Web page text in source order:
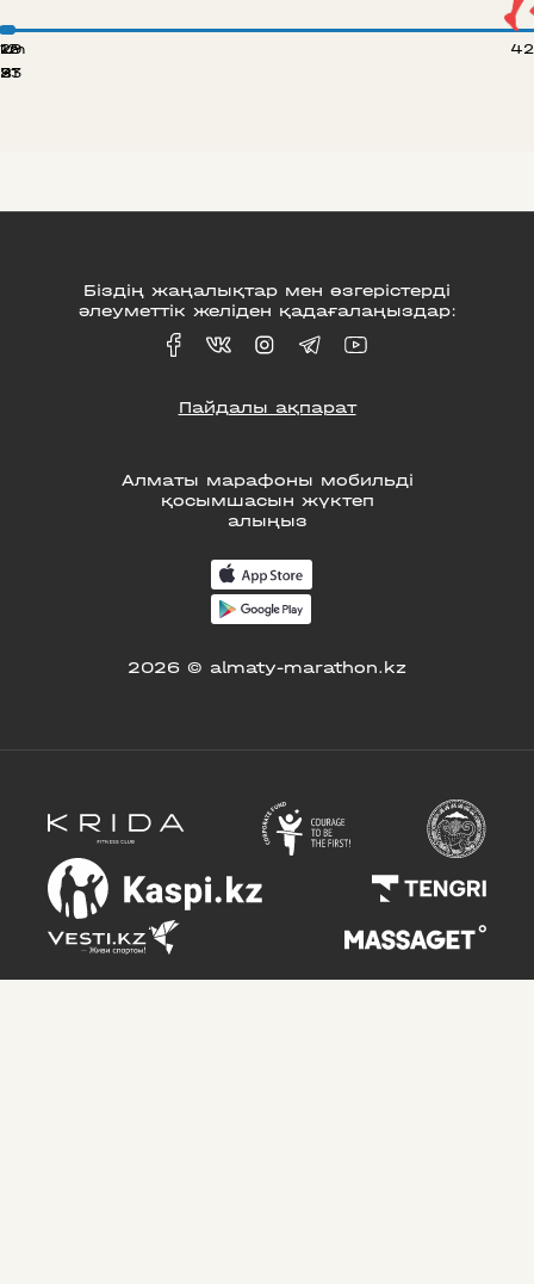
8
12
21
29
33
Алматы марафоны мобильді
қосымшасын жүктеп
алыңыз
2026 © almaty-marathon.kz
Біздің жаңалықтар мен өзгерістерді
әлеуметтік желіден қадағалаңыздар:
Пайдалы ақпарат